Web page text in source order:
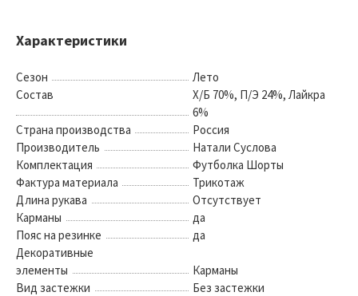
Характеристики
Сезон
Лето
Состав
Х/Б 70%, П/Э 24%, Лайкра
6%
Страна производства
Россия
Производитель
Натали Суслова
Комплектация
Футболка Шорты
Фактура материала
Трикотаж
Длина рукава
Отсутствует
Карманы
да
Пояс на резинке
да
Декоративные
элементы
Карманы
Вид застежки
Без застежки